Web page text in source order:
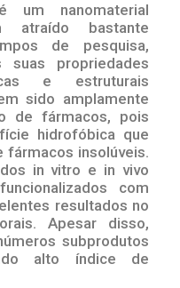
nanomaterial
atraído bastante
de pesquisa,
suas propriedades
e estruturais
sido amplamente
de fármacos, pois
hidrofóbica que
fármacos insolúveis.
in vitro e in vivo
com
resultados no
Apesar disso,
subprodutos
alto índice de